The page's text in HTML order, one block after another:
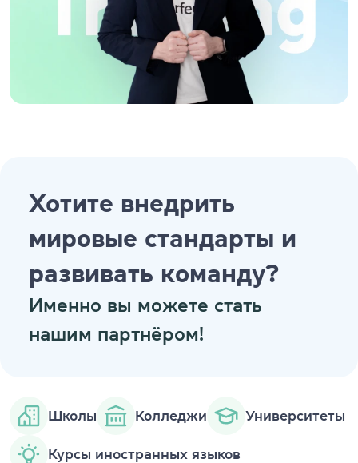
Хотите внедрить
мировые стандарты и
развивать команду?
Именно вы можете стать
нашим партнёром!
Школы Колледжи Университеты
Курсы иностранных языков